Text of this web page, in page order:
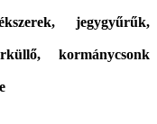
jegygyűrűk,
kormánycsonk